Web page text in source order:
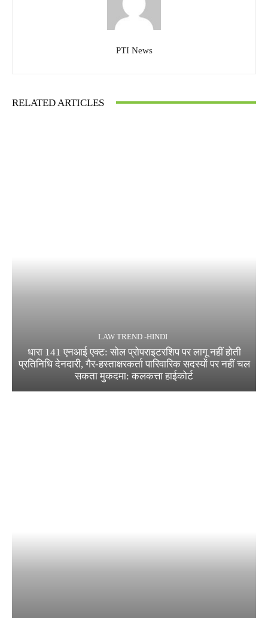
PTI News
RELATED ARTICLES
LAW TREND -HINDI
धारा 141 एनआई एक्ट: सोल प्रोपराइटरशिप पर लागू नहीं होती
प्रतिनिधि देनदारी, गैर-हस्ताक्षरकर्ता पारिवारिक सदस्यों पर नहीं चल
सकता मुकदमा: कलकत्ता हाईकोर्ट